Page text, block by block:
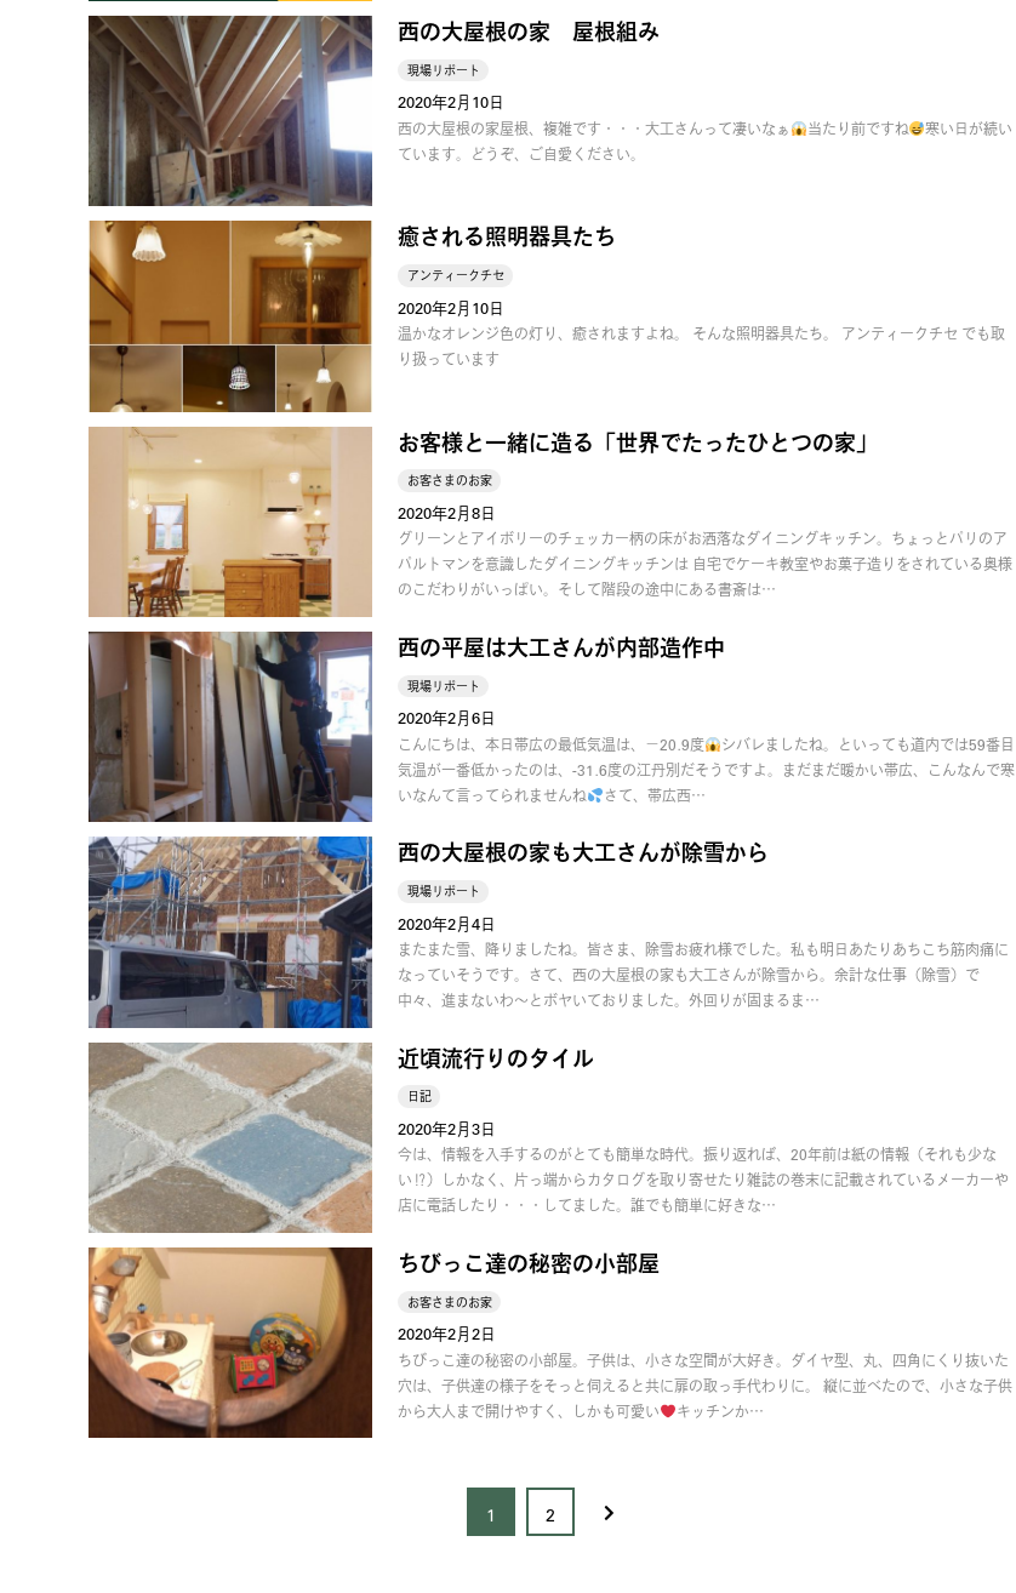
西の大屋根の家 屋根組み
現場リポート
2020年2月10日
西の大屋根の家屋根、複雑です・・・大工さんって凄いなぁ 当たり前ですね
寒い日が続い
ています。どうぞ、ご自愛ください。
癒される照明器具たち
アンティークチセ
2020年2月10日
温かなオレンジ色の灯り、癒されますよね。 そんな照明器具たち。 アンティークチセ でも取
り扱っています
お客様と一緒に造る「世界でたったひとつの家」
お客さまのお家
2020年2月8日
グリーンとアイボリーのチェッカー柄の床がお洒落なダイニングキッチン。ちょっとパリのア
パルトマンを意識したダイニングキッチンは 自宅でケーキ教室やお菓子造りをされている奥様
のこだわりがいっぱい。そして階段の途中にある書斎は…
西の平屋は大工さんが内部造作中
現場リポート
2020年2月6日
こんにちは、本日帯広の最低気温は、−20.9度
シバレましたね。といっても道内では59番目
気温が一番低かったのは、-31.6度の江丹別だそうですよ。まだまだ暖かい帯広、こんなんで寒
いなんて言ってられませんね
さて、帯広西…
西の大屋根の家も大工さんが除雪から
現場リポート
2020年2月4日
またまた雪、降りましたね。皆さま、除雪お疲れ様でした。私も明日あたりあちこち筋肉痛に
なっていそうです。さて、西の大屋根の家も大工さんが除雪から。余計な仕事（除雪）で
中々、進まないわ〜とボヤいておりました。外回りが固まるま…
近頃流行りのタイル
日記
2020年2月3日
今は、情報を入手するのがとても簡単な時代。振り返れば、20年前は紙の情報（それも少な
い⁉︎）しかなく、片っ端からカタログを取り寄せたり雑誌の巻末に記載されているメーカーや
店に電話したり・・・してました。誰でも簡単に好きな…
ちびっこ達の秘密の小部屋
お客さまのお家
2020年2月2日
ちびっこ達の秘密の小部屋。子供は、小さな空間が大好き。ダイヤ型、丸、四角にくり抜いた
穴は、子供達の様子をそっと伺えると共に扉の取っ手代わりに。 縦に並べたので、小さな子供
から大人まで開けやすく、しかも可愛い
キッチンか…
1 2